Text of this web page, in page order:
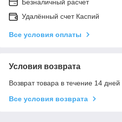
Безналичный расчет
Удалённый счет Каспий
Все условия оплаты
Условия возврата
Возврат товара в течение 14
Все условия возврата